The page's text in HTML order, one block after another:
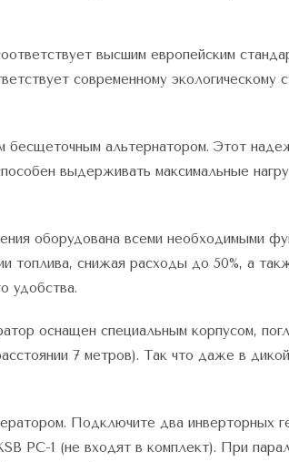
высшим европейским
современному экологическому
бесщеточным альтернатором. Этот
выдерживать максимальные
оборудована всеми необходимыми
топлива, снижая расходы до 50%, а
удобства.
оснащен специальным корпусом,
7 метров). Так что даже в
Подключите два инверторных
PC-1 (не входят в комплект). При